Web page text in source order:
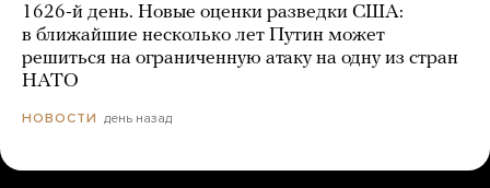
1626-й день. Новые оценки разведки США:
в ближайшие несколько лет Путин может
решиться на ограниченную атаку на одну из стран
НАТО
НОВОСТИ день назад